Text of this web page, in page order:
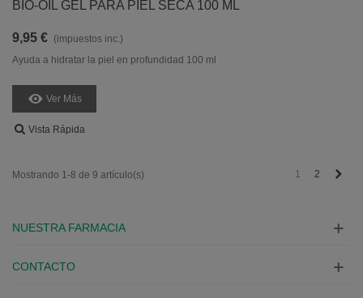
BIO-OIL GEL PARA PIEL SECA 100 ML
9,95 € (impuestos inc.)
Ayuda a hidratar la piel en profundidad 100 ml
Ver Más
Vista Rápida
Mostrando 1-8 de 9 artículo(s) 1 2
NUESTRA FARMACIA
CONTACTO